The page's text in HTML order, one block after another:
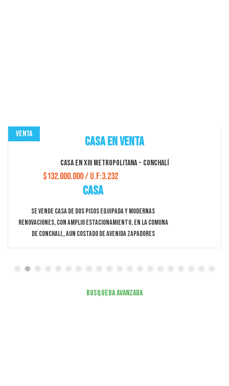
Venta
Casa en Venta
Casa en XIII Metropolitana - Conchalí
$132.000.000 / U.F:3.232
Casa
Se Vende Casa De Dos Pisos Equipada Y Modernas
Renovaciones, Con Amplio Estacionamiento, En La Comuna
De Conchali,, Aun Costado De Avenida Zapadores
Busqueda Avanzada